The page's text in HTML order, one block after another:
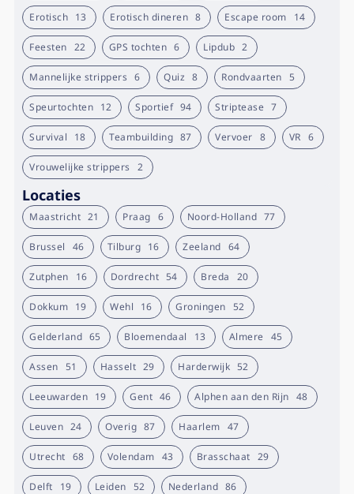
Erotisch 13 Erotisch dineren 8 Escape room 14
Feesten 22 GPS tochten 6 Lipdub 2
Mannelijke strippers 6 Quiz 8 Rondvaarten 5
Speurtochten 12 Sportief 94 Striptease 7
Survival 18 Teambuilding 87 Vervoer 8 VR 6
Vrouwelijke strippers 2
Locaties
Maastricht 21 Praag 6 Noord-Holland 77
Brussel 46 Tilburg 16 Zeeland 64
Zutphen 16 Dordrecht 54 Breda 20
Dokkum 19 Wehl 16 Groningen 52
Gelderland 65 Bloemendaal 13 Almere 45
Assen 51 Hasselt 29 Harderwijk 52
Leeuwarden 19 Gent 46 Alphen aan den Rijn 48
Leuven 24 Overig 87 Haarlem 47
Utrecht 68 Volendam 43 Brasschaat 29
Delft 19 Leiden 52 Nederland 86